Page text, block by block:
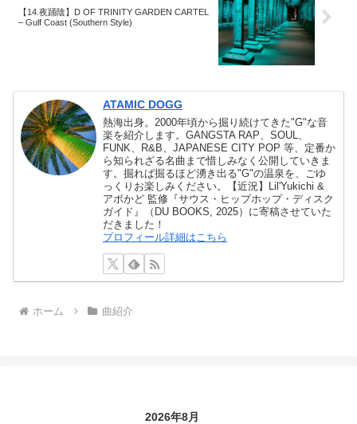
【14.夜踊陰】D OF TRINITY GARDEN CARTEL
– Gulf Coast (Southern Style)
ATAMIC DOGG
熱海出身。2000年頃から掘り続けてきた"G"な音
楽を紹介します。GANGSTA RAP、SOUL、
FUNK、R&B、JAPANESE CITY POP 等、定番か
ら知られざる名曲まで惜しみなく公開していきま
す。掘れば掘るほど湧き出る"G"の温泉を、ごゆ
っくりお楽しみください。【近況】Lil'Yukichi &
アボかど 監修『サウス・ヒップホップ・ディスク
ガイド』（DU BOOKS, 2025）に寄稿させていた
だきました！
プロフィール詳細はこちら
ホーム 曲紹介
2026年8月